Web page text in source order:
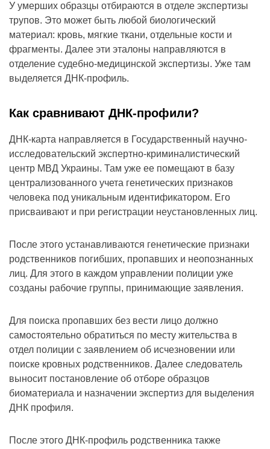
У умерших образцы отбираются в отделе экспертизы
трупов. Это может быть любой биологический
материал: кровь, мягкие ткани, отдельные кости и
фрагменты. Далее эти эталоны направляются в
отделение судебно-медицинской экспертизы. Уже там
выделяется ДНК-профиль.
Как сравнивают ДНК-профили?
ДНК-карта направляется в Государственный научно-
исследовательский экспертно-криминалистический
центр МВД Украины. Там уже ее помещают в базу
централизованного учета генетических признаков
человека под уникальным идентификатором. Его
присваивают и при регистрации неустановленных лиц.
После этого устанавливаются генетические признаки
родственников погибших, пропавших и неопознанных
лиц. Для этого в каждом управлении полиции уже
созданы рабочие группы, принимающие заявления.
Для поиска пропавших без вести лицо должно
самостоятельно обратиться по месту жительства в
отдел полиции с заявлением об исчезновении или
поиске кровных родственников. Далее следователь
выносит постановление об отборе образцов
биоматериала и назначении экспертиз для выделения
ДНК профиля.
После этого ДНК-профиль родственника также